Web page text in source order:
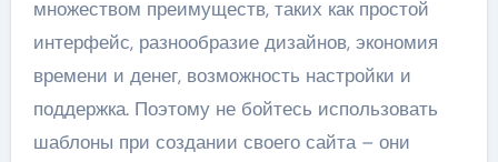
множеством преимуществ, таких как простой
интерфейс, разнообразие дизайнов, экономия
времени и денег, возможность настройки и
поддержка. Поэтому не бойтесь использовать
шаблоны при создании своего сайта – они